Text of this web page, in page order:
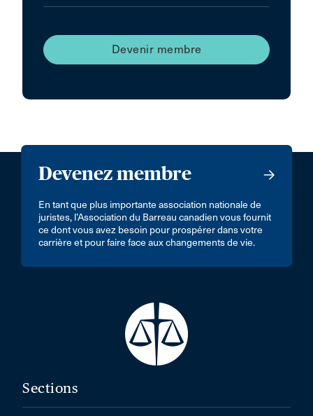
Devenir membre
Devenez membre
En tant que plus importante association nationale de
juristes, l’Association du Barreau canadien vous fournit
ce dont vous avez besoin pour prospérer dans votre
carrière et pour faire face aux changements de vie.
Sections